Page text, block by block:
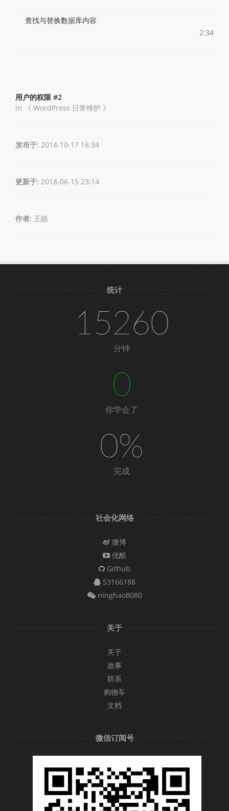
查找与替换数据库内容
2:34
用户的权限 #2
in 《 WordPress 日常维护 》
发布于: 2014-10-17 16:34
更新于: 2018-06-15 23:14
作者: 王皓
统计
15260
分钟
0
你学会了
0%
完成
社会化网络
微博
优酷
Github
53166188
ninghao8080
关于
关于
故事
联系
购物车
文档
微信订阅号